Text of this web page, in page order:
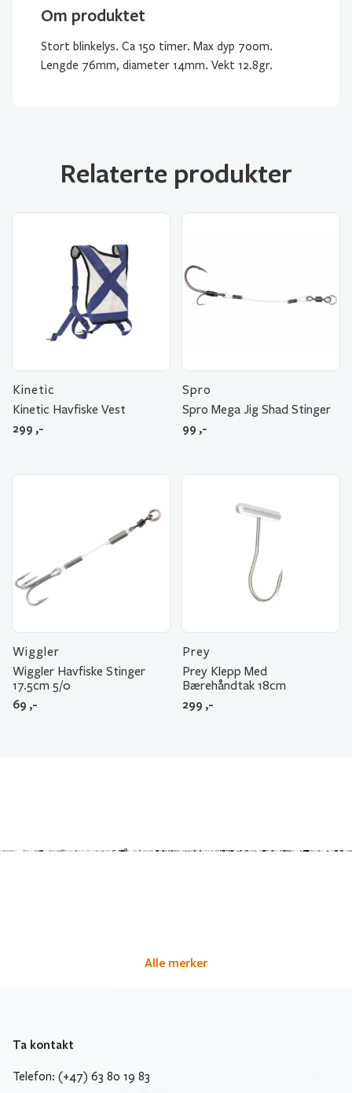
Om produktet
Stort blinkelys. Ca 150 timer. Max dyp 700m.
Lengde 76mm, diameter 14mm. Vekt 12.8gr.
Relaterte produkter
Kinetic
Kinetic Havfiske Vest
299 ,-
Spro
Spro Mega Jig Shad Stinger
99 ,-
Wiggler
Wiggler Havfiske Stinger
17.5cm 5/0
69 ,-
Prey
Prey Klepp Med
Bærehåndtak 18cm
299 ,-
Alle merker
Ta kontakt
Telefon: (+47) 63 80 19 83